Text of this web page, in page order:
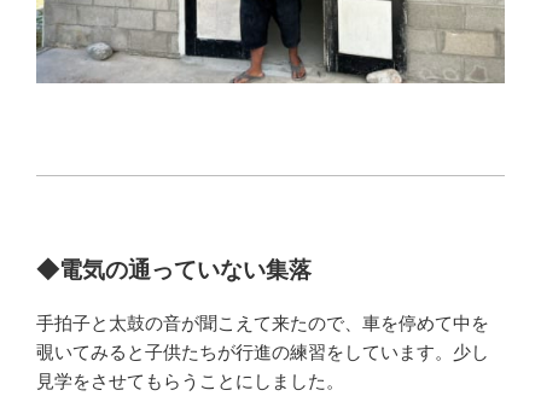
◆電気の通っていない集落
手拍子と太鼓の音が聞こえて来たので、車を停めて中を
覗いてみると子供たちが行進の練習をしています。少し
見学をさせてもらうことにしました。